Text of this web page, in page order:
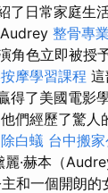
了日常家庭生
整骨專
角色立即被授
摩學習課程
得了美國電影
們經歷了驚人
除白蟻 台中搬家
麗·赫本（
和一個開朗的